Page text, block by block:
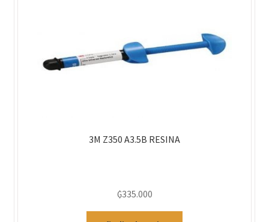
3M Z350 A3.5B RESINA
₲335.000